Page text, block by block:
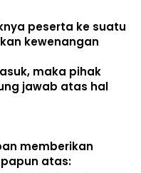
peserta ke suatu
kewenangan
maka pihak
jawab atas hal
memberikan
atas: